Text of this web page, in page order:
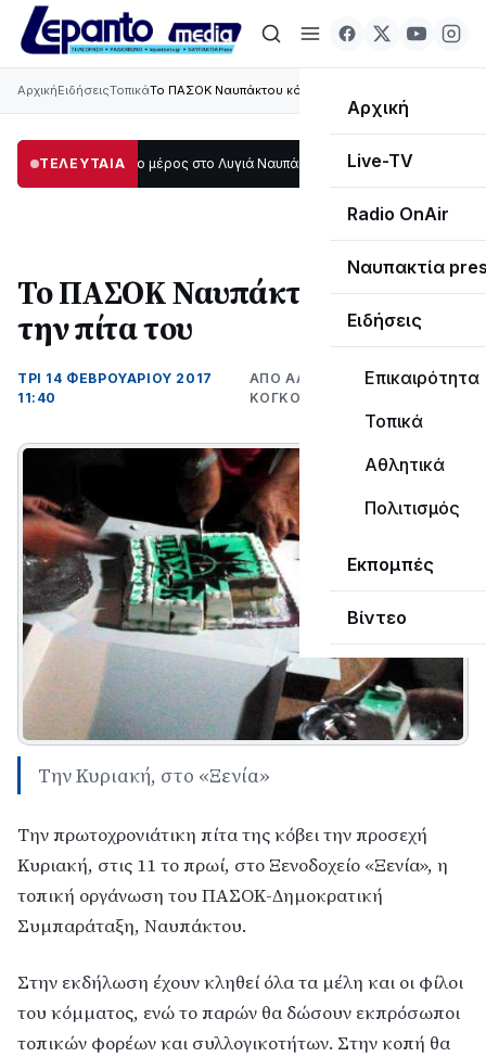
Αρχική
Live-TV
Radio OnAir
Ναυπακτία
Ειδήσεις
Επικαιρότητα
Τοπικά
Αθλητικά
Πολιτισμός
Εκπομπές
Βίντεο
ΑρχικήΕιδήσειςΤοπικάΤο ΠΑΣΟΚ Ναυπάκτου κόβει την πίτα του
ΤΕΛΕΥΤΑΙΑ
μεγάλο μέρος στο Λυγιά Ναυπάκτου12:08 Σε τροχιά υλοποίησης η
Το ΠΑΣΟΚ Ναυπάκτου κόβει
την πίτα του
ΤΡΊ 14 ΦΕΒΡΟΥΑΡΊΟΥ 2017
11:40
ΑΠΌ ΑΛΈΞΑΝΔΡΟΣ
ΚΟΓΚΌΛΗΣ
Την Κυριακή, στο «Ξενία»
Την πρωτοχρονιάτικη πίτα της κόβει την προσεχή
Κυριακή, στις 11 το πρωί, στο Ξενοδοχείο «Ξενία», η
τοπική οργάνωση του ΠΑΣΟΚ-Δημοκρατική
Συμπαράταξη, Ναυπάκτου.
Στην εκδήλωση έχουν κληθεί όλα τα μέλη και οι φίλοι
του κόμματος, ενώ το παρών θα δώσουν εκπρόσωποι
τοπικών φορέων και συλλογικοτήτων. Στην κοπή θα